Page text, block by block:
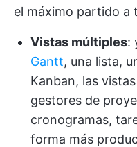
el máximo partido a
Vistas múltiples:
Gantt, una lista,
Kanban, las
gestores de
cronogramas,
forma más